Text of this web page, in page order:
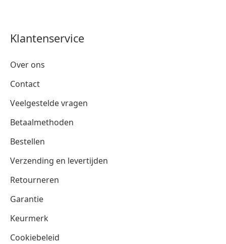
Klantenservice
Over ons
Contact
Veelgestelde vragen
Betaalmethoden
Bestellen
Verzending en levertijden
Retourneren
Garantie
Keurmerk
Cookiebeleid